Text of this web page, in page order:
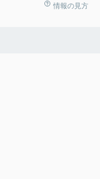
情報の見方